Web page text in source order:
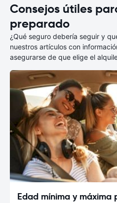
Consejos útiles
preparado
¿Qué seguro debería seguir y
nuestros artículos con
asegurarse de que elige el
Edad mínima y máxima